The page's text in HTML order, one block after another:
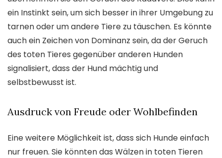
ein Instinkt sein, um sich besser in ihrer Umgebung zu
tarnen oder um andere Tiere zu täuschen. Es könnte
auch ein Zeichen von Dominanz sein, da der Geruch
des toten Tieres gegenüber anderen Hunden
signalisiert, dass der Hund mächtig und
selbstbewusst ist.
Ausdruck von Freude oder Wohlbefinden
Eine weitere Möglichkeit ist, dass sich Hunde einfach
nur freuen. Sie könnten das Wälzen in toten Tieren